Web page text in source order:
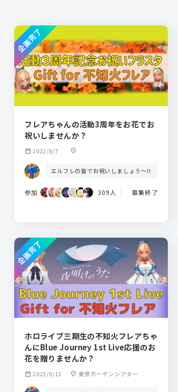
フレアちゃんの活動3周年をお花でお
祝いしませんか？
calendar_month 2022/8/7 location_on
エルフレの皆でお祝いしましょう～!!
参加 309人 募集終了
企画完了
ホロライブ三期生の不知火フレアちゃ
んにBlue Journey 1st Live応援のお
花を贈りませんか？
calendar_month 2023/9/13 location_on 東京ガーデンシアター
企画完了